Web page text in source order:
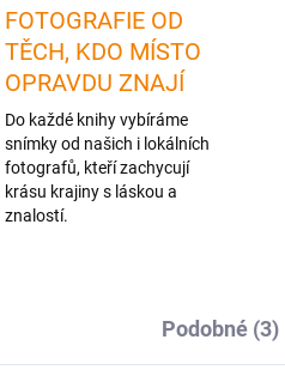
FOTOGRAFIE OD
TĚCH, KDO MÍSTO
OPRAVDU ZNAJÍ
Do každé knihy vybíráme
snímky od našich i lokálních
fotografů, kteří zachycují
krásu krajiny s láskou a
znalostí.
Podobné (3)